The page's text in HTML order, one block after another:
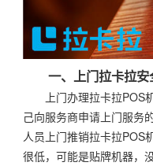
一、上门拉卡拉安
上门办理拉卡拉POS机
己向服务商申请上门服务
人员上门推销拉卡拉POS
很低，可能是贴牌机器，